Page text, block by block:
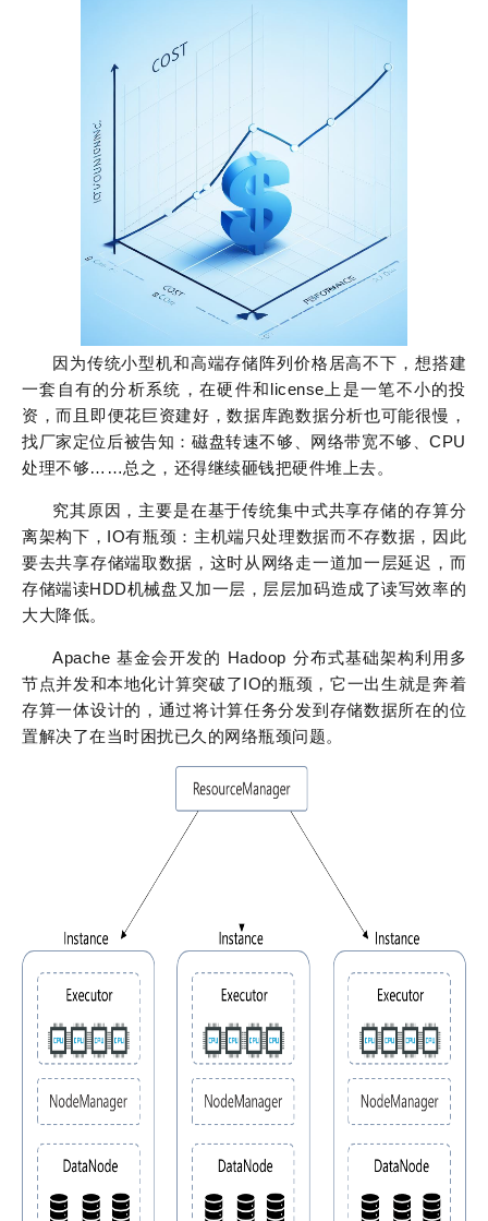
因为传统小型机和高端存储阵列价格居高不下，想搭建
一套自有的分析系统，在硬件和license上是一笔不小的投
资，而且即便花巨资建好，数据库跑数据分析也可能很慢，
找厂家定位后被告知：磁盘转速不够、网络带宽不够、CPU
处理不够……总之，还得继续砸钱把硬件堆上去。
究其原因，主要是在基于传统集中式共享存储的存算分
离架构下，IO有瓶颈：主机端只处理数据而不存数据，因此
要去共享存储端取数据，这时从网络走一道加一层延迟，而
存储端读HDD机械盘又加一层，层层加码造成了读写效率的
大大降低。
Apache 基金会开发的 Hadoop 分布式基础架构利用多
节点并发和本地化计算突破了IO的瓶颈，它一出生就是奔着
存算一体设计的，通过将计算任务分发到存储数据所在的位
置解决了在当时困扰已久的网络瓶颈问题。